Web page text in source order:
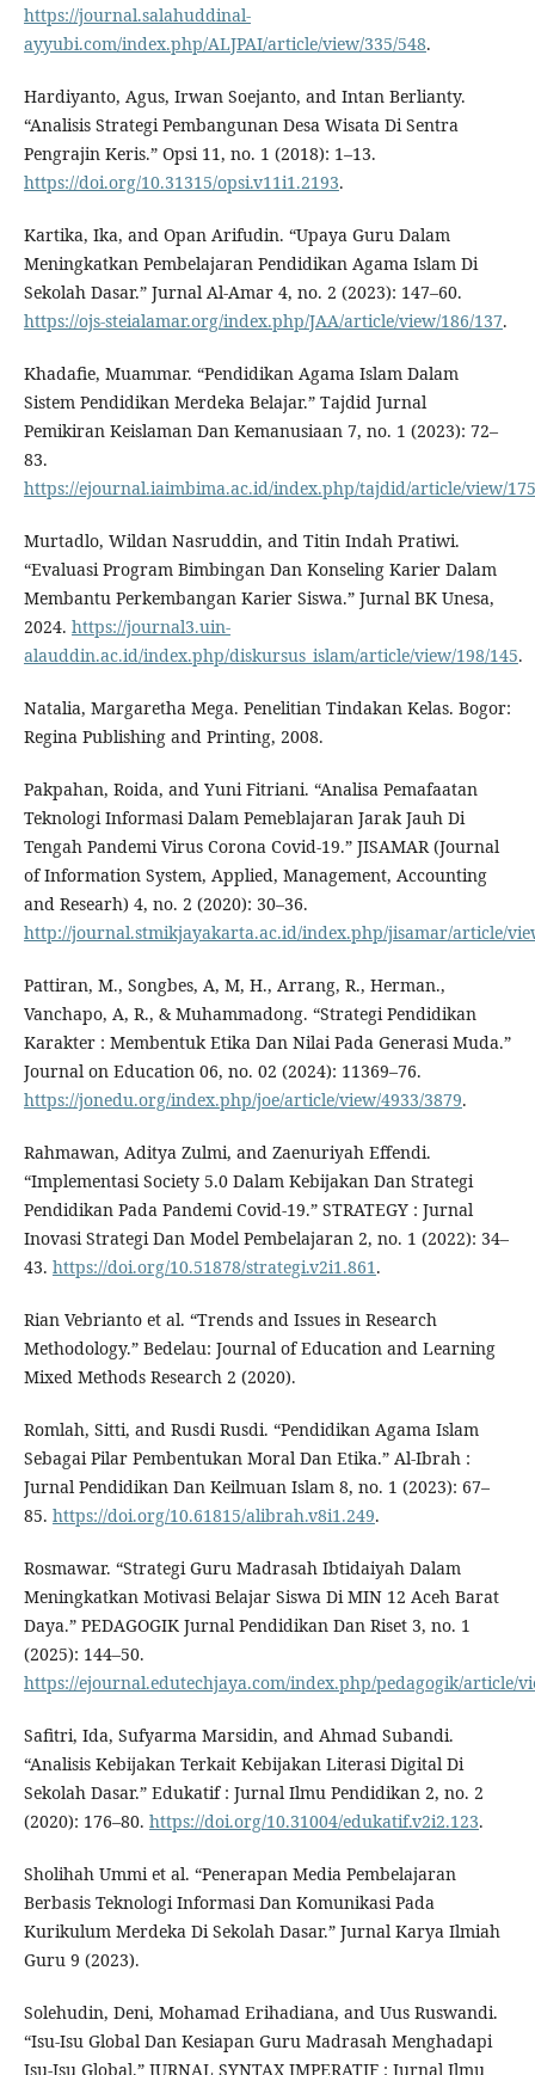
https://journal.salahuddinal-
ayyubi.com/index.php/ALJPAI/article/view/335/548.
Hardiyanto, Agus, Irwan Soejanto, and Intan Berlianty.
“Analisis Strategi Pembangunan Desa Wisata Di Sentra
Pengrajin Keris.” Opsi 11, no. 1 (2018): 1–13.
https://doi.org/10.31315/opsi.v11i1.2193.
Kartika, Ika, and Opan Arifudin. “Upaya Guru Dalam
Meningkatkan Pembelajaran Pendidikan Agama Islam Di
Sekolah Dasar.” Jurnal Al-Amar 4, no. 2 (2023): 147–60.
https://ojs-steialamar.org/index.php/JAA/article/view/186/137.
Khadafie, Muammar. “Pendidikan Agama Islam Dalam
Sistem Pendidikan Merdeka Belajar.” Tajdid Jurnal
Pemikiran Keislaman Dan Kemanusiaan 7, no. 1 (2023): 72–
83.
https://ejournal.iaimbima.ac.id/index.php/tajdid/article/view/
Murtadlo, Wildan Nasruddin, and Titin Indah Pratiwi.
“Evaluasi Program Bimbingan Dan Konseling Karier Dalam
Membantu Perkembangan Karier Siswa.” Jurnal BK Unesa,
2024. https://journal3.uin-
alauddin.ac.id/index.php/diskursus_islam/article/view/198/145.
Natalia, Margaretha Mega. Penelitian Tindakan Kelas. Bogor:
Regina Publishing and Printing, 2008.
Pakpahan, Roida, and Yuni Fitriani. “Analisa Pemafaatan
Teknologi Informasi Dalam Pemeblajaran Jarak Jauh Di
Tengah Pandemi Virus Corona Covid-19.” JISAMAR (Journal
of Information System, Applied, Management, Accounting
and Researh) 4, no. 2 (2020): 30–36.
http://journal.stmikjayakarta.ac.id/index.php/jisamar/article/
Pattiran, M., Songbes, A, M, H., Arrang, R., Herman.,
Vanchapo, A, R., & Muhammadong. “Strategi Pendidikan
Karakter : Membentuk Etika Dan Nilai Pada Generasi Muda.”
Journal on Education 06, no. 02 (2024): 11369–76.
https://jonedu.org/index.php/joe/article/view/4933/3879.
Rahmawan, Aditya Zulmi, and Zaenuriyah Effendi.
“Implementasi Society 5.0 Dalam Kebijakan Dan Strategi
Pendidikan Pada Pandemi Covid-19.” STRATEGY : Jurnal
Inovasi Strategi Dan Model Pembelajaran 2, no. 1 (2022): 34–
43. https://doi.org/10.51878/strategi.v2i1.861.
Rian Vebrianto et al. “Trends and Issues in Research
Methodology.” Bedelau: Journal of Education and Learning
Mixed Methods Research 2 (2020).
Romlah, Sitti, and Rusdi Rusdi. “Pendidikan Agama Islam
Sebagai Pilar Pembentukan Moral Dan Etika.” Al-Ibrah :
Jurnal Pendidikan Dan Keilmuan Islam 8, no. 1 (2023): 67–
85. https://doi.org/10.61815/alibrah.v8i1.249.
Rosmawar. “Strategi Guru Madrasah Ibtidaiyah Dalam
Meningkatkan Motivasi Belajar Siswa Di MIN 12 Aceh Barat
Daya.” PEDAGOGIK Jurnal Pendidikan Dan Riset 3, no. 1
(2025): 144–50.
https://ejournal.edutechjaya.com/index.php/pedagogik/article/
Safitri, Ida, Sufyarma Marsidin, and Ahmad Subandi.
“Analisis Kebijakan Terkait Kebijakan Literasi Digital Di
Sekolah Dasar.” Edukatif : Jurnal Ilmu Pendidikan 2, no. 2
(2020): 176–80. https://doi.org/10.31004/edukatif.v2i2.123.
Sholihah Ummi et al. “Penerapan Media Pembelajaran
Berbasis Teknologi Informasi Dan Komunikasi Pada
Kurikulum Merdeka Di Sekolah Dasar.” Jurnal Karya Ilmiah
Guru 9 (2023).
Solehudin, Deni, Mohamad Erihadiana, and Uus Ruswandi.
“Isu-Isu Global Dan Kesiapan Guru Madrasah Menghadapi
Isu-Isu Global.” JURNAL SYNTAX IMPERATIF : Jurnal Ilmu